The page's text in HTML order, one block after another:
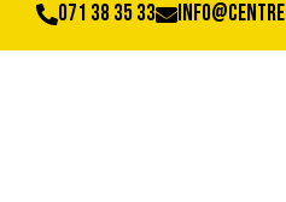
071 38 35 33